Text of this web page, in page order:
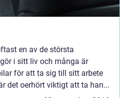
en av de största
i sitt liv och många är
för att ta sig till sitt arbete
det oerhört viktigt att ta han...